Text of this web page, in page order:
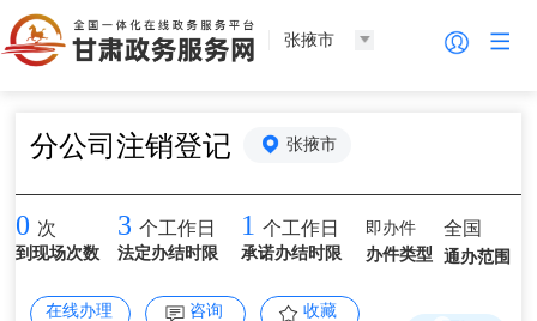
张掖市
分公司注销登记 张掖市
0 次
到现场次数
3 个工作日
法定办结时限
1 个工作日
承诺办结时限
即办件
办件类型
全国
通办范围
在线办理 咨询 收藏